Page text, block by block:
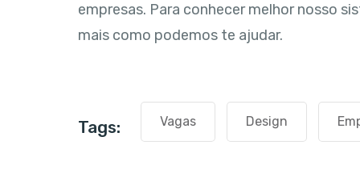
empresas. Para conhecer melhor nosso
mais como podemos te ajudar.
Tags: Vagas Design